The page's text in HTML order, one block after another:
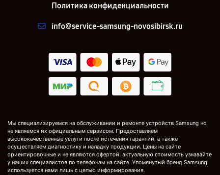
Политика конфиденциальности
info@service-samsung-novosibirsk.ru
Мы специализируемся на обслуживании и ремонте устройств Samsung но
не являемся их официальным сервисом. Предоставляем
высококачественные услуги после истечения гарантии, а также
осуществляем диагностику и наладку продукции. Цены на сайте
ориентировочные и не являются офертой, актуальную стоимость узнавайте
у наших специалистов по телефонам на сайте. Упомянутый бренд Samsung
используется нами лишь с целью информирования.